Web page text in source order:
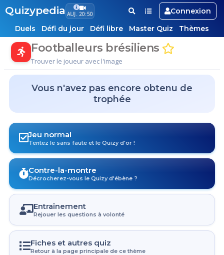
Quizypedia AUJ. 20:50
Connexion
Duels
Défi du jour Défi libre Master Quiz Thèmes
Footballeurs brésiliens
Trouver le joueur avec l'image
Vous n'avez pas encore obtenu de
trophée
Jeu normal
Tentez le sans faute et le Quizy d'or !
Contre-la-montre
Décrocherez-vous le Quizy d'ébène ?
Entraînement
Rejouer les questions à volonté
Fiches et autres quiz
Retour à la page principale de ce thème